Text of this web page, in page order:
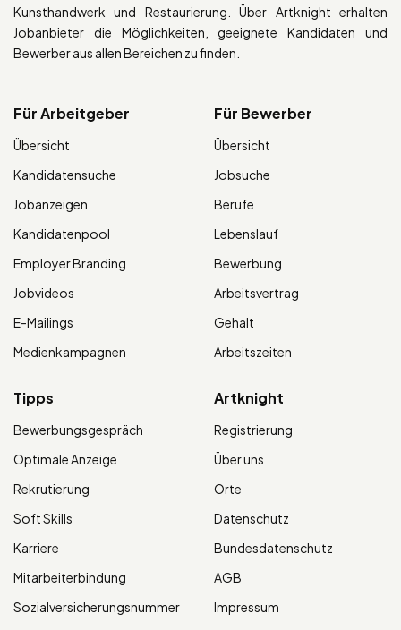
Kunsthandwerk und Restaurierung. Über Artknight erhalten
Jobanbieter die Möglichkeiten, geeignete Kandidaten und
Bewerber aus allen Bereichen zu finden.
Für Arbeitgeber
Übersicht
Kandidatensuche
Jobanzeigen
Kandidatenpool
Employer Branding
Jobvideos
E-Mailings
Medienkampagnen
Für Bewerber
Übersicht
Jobsuche
Berufe
Lebenslauf
Bewerbung
Arbeitsvertrag
Gehalt
Arbeitszeiten
Tipps
Bewerbungsgespräch
Optimale Anzeige
Rekrutierung
Soft Skills
Karriere
Mitarbeiterbindung
Sozialversicherungsnummer
Artknight
Registrierung
Über uns
Orte
Datenschutz
Bundesdatenschutz
AGB
Impressum